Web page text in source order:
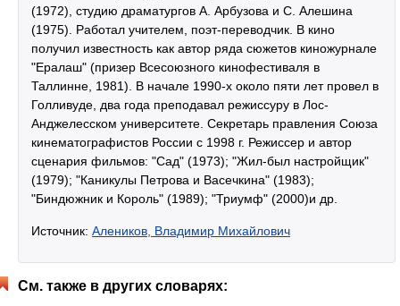
(1972), студию драматургов А. Арбузова и С. Алешина
(1975). Работал учителем, поэт-переводчик. В кино
получил известность как автор ряда сюжетов киножурнале
"Ералаш" (призер Всесоюзного кинофестиваля в
Таллинне, 1981). В начале 1990-х около пяти лет провел в
Голливуде, два года преподавал режиссуру в Лос-
Анджелесском университете. Секретарь правления Союза
кинематографистов России с 1998 г. Режиссер и автор
сценария фильмов: "Сад" (1973); "Жил-был настройщик"
(1979); "Каникулы Петрова и Васечкина" (1983);
"Биндюжник и Король" (1989); "Триумф" (2000)и др.
Источник: Алеников, Владимир Михайлович
См. также в других словарях: